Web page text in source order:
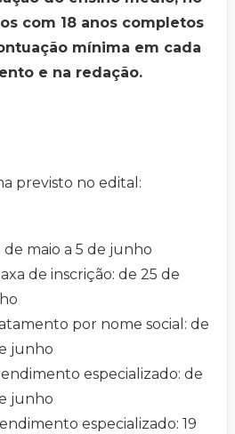
com 18 anos completos
mínima em cada
e na redação.
previsto no edital:
de maio a 5 de junho
de inscrição: de 25 de
por nome social: de
junho
especializado: de
junho
especializado: 19